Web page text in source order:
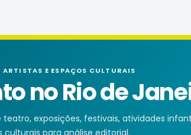
ARTISTAS E ESPAÇOS CULTURAIS
no Rio de
exposições, festivais, atividades
culturais para análise editorial.